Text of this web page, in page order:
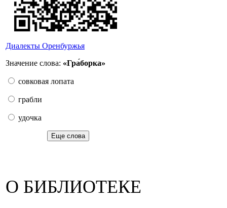
Диалекты Оренбуржья
Значение слова: «Гра́борка»
совковая лопата
грабли
удочка
Еще слова
О БИБЛИОТЕКЕ